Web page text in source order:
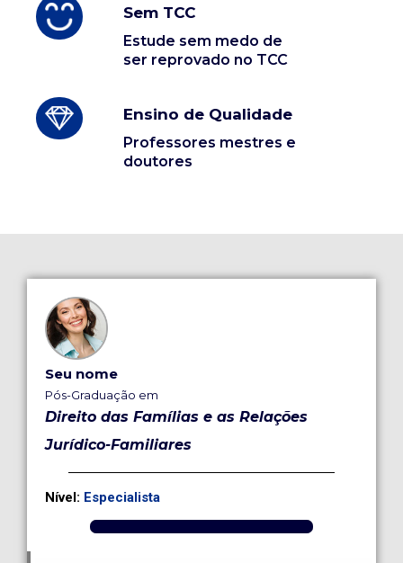
Sem TCC
Estude sem medo de
ser reprovado no TCC
Ensino de Qualidade
Professores mestres e
doutores
Seu nome
Pós-Graduação em
Direito das Famílias e as Relações
Jurídico-Familiares
Nível: Especialista